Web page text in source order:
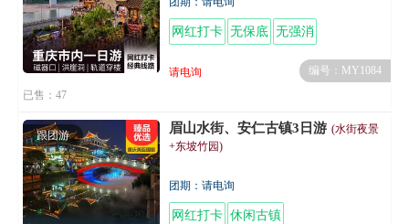
网红打卡 无保底 无强消
请电询
编号：MY1084
已售：47
跟团游 眉山水街、安仁古镇3日游 (水街夜景
+东坡竹园)
团期：请电询
网红打卡 休闲古镇